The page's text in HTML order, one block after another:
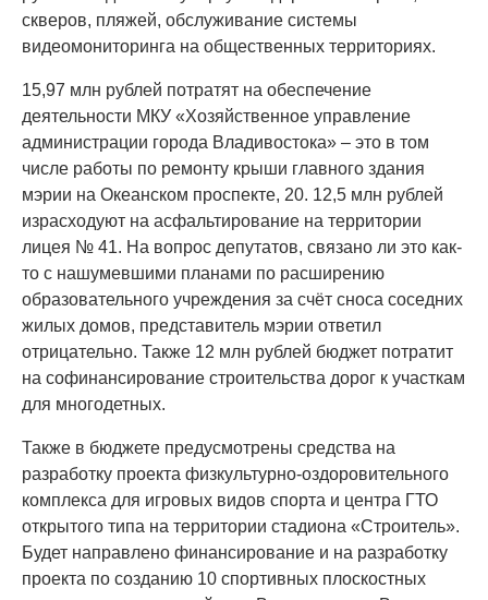
скверов, пляжей, обслуживание системы
видеомониторинга на общественных территориях.
15,97 млн рублей потратят на обеспечение
деятельности МКУ «Хозяйственное управление
администрации города Владивостока» – это в том
числе работы по ремонту крыши главного здания
мэрии на Океанском проспекте, 20. 12,5 млн рублей
израсходуют на асфальтирование на территории
лицея № 41. На вопрос депутатов, связано ли это как-
то с нашумевшими планами по расширению
образовательного учреждения за счёт сноса соседних
жилых домов, представитель мэрии ответил
отрицательно. Также 12 млн рублей бюджет потратит
на софинансирование строительства дорог к участкам
для многодетных.
Также в бюджете предусмотрены средства на
разработку проекта физкультурно-оздоровительного
комплекса для игровых видов спорта и центра ГТО
открытого типа на территории стадиона «Строитель».
Будет направлено финансирование и на разработку
проекта по созданию 10 спортивных плоскостных